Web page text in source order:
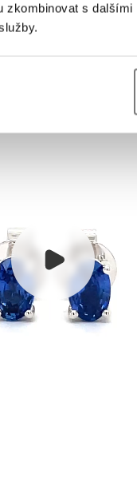
zkombinovat s